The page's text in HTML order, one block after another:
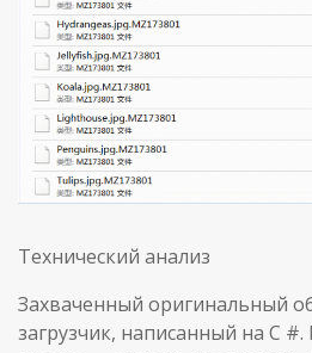
Технический анализ
Захваченный оригинальный
загрузчик, написанный на C